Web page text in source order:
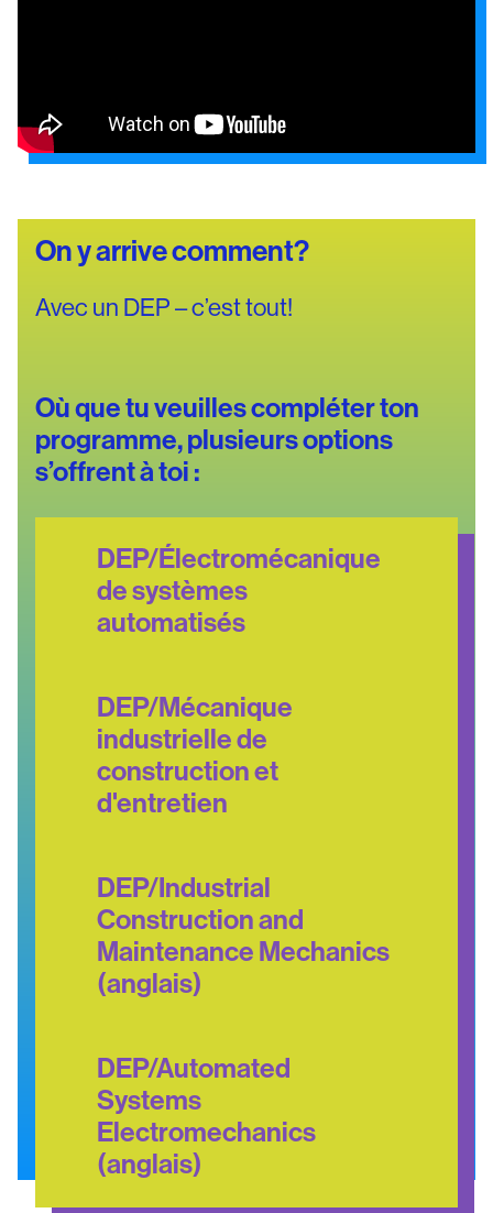
On y arrive comment?
Avec un DEP – c’est tout!
Où que tu veuilles compléter ton
programme, plusieurs options
s’offrent à toi :
DEP/Électromécanique
de systèmes
automatisés
DEP/Mécanique
industrielle de
construction et
d'entretien
DEP/Industrial
Construction and
Maintenance Mechanics
(anglais)
DEP/Automated
Systems
Electromechanics
(anglais)